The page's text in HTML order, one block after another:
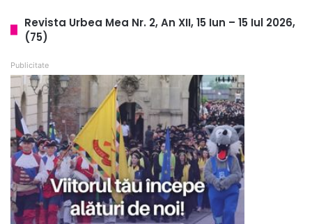
Revista Urbea Mea Nr. 2, An XII, 15 Iun – 15 Iul 2026,
(75)
Publicitate